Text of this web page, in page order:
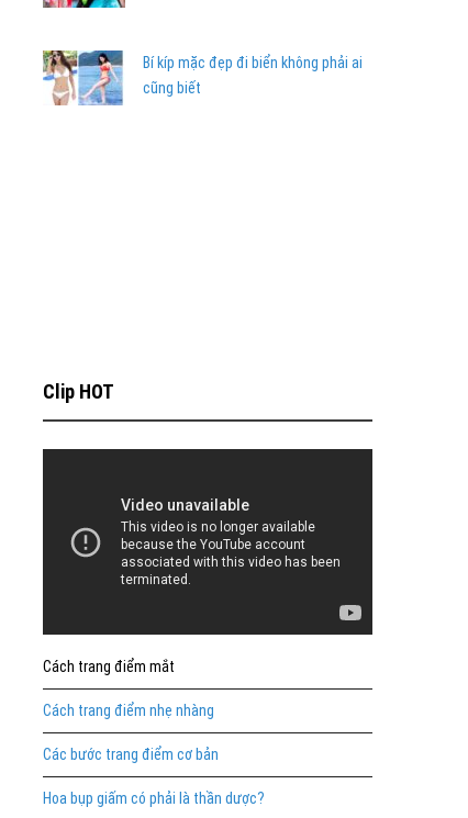
Bí kíp mặc đẹp đi biển không phải ai
cũng biết
Clip HOT
Cách trang điểm mắt
Cách trang điểm nhẹ nhàng
Các bước trang điểm cơ bản
Hoa bụp giấm có phải là thần dược?